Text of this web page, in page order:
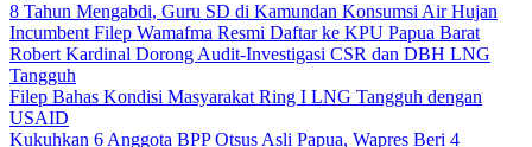
8 Tahun Mengabdi, Guru SD di Kamundan Konsumsi Air Hujan
Incumbent Filep Wamafma Resmi Daftar ke KPU Papua Barat
Robert Kardinal Dorong Audit-Investigasi CSR dan DBH LNG
Tangguh
Filep Bahas Kondisi Masyarakat Ring I LNG Tangguh dengan
USAID
Kukuhkan 6 Anggota BPP Otsus Asli Papua, Wapres Beri 4